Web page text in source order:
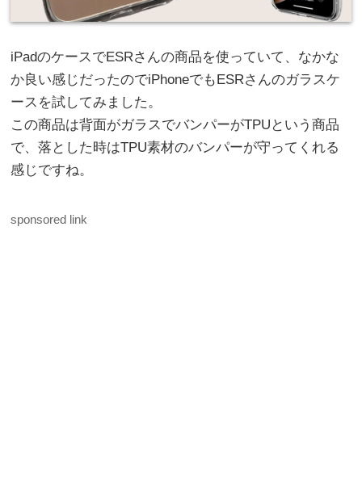
iPadのケースでESRさんの商品を使っていて、なかな
か良い感じだったのでiPhoneでもESRさんのガラスケ
ースを試してみました。
この商品は背面がガラスでバンパーがTPUという商品
で、落とした時はTPU素材のバンパーが守ってくれる
感じですね。
sponsored link